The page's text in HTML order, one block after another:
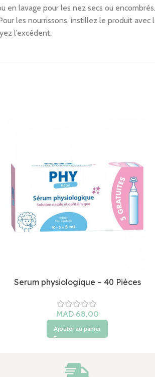
en lavage pour les nez secs ou encombrés.
les nourrissons, instillez le produit
l’excédent.
Serum physiologique – 40 Pièces
Ajouter au panier